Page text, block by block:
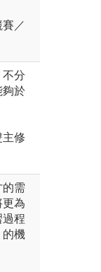
／
分
夠於
主修
需
為
過程
的機